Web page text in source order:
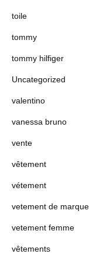
toile
tommy
tommy hilfiger
Uncategorized
valentino
vanessa bruno
vente
vêtement
vétement
vetement de marque
vetement femme
vêtements